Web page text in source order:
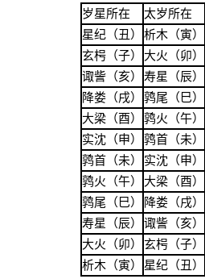
岁星所在
太岁所在
星纪（丑）
析木（寅）
玄枵（子）
大火 （卯）
诹訾（亥）
寿星 （辰）
降娄（戌）
鹑尾 （巳）
大梁（酉）
鹑火 （午）
实沈（申）
鹑首 （未）
鹑首（未）
实沈 （申）
鹑火（午）
大梁 （酉）
鹑尾（巳）
降娄 （戌）
寿星（辰）
诹訾 （亥）
大火（卯）
玄枵 （子）
析木（寅）
星纪（丑）